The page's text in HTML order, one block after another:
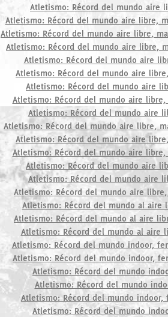
Atletismo: Récord del mundo aire
Atletismo: Récord del mundo aire libre,
Atletismo: Récord del mundo aire libre,
Atletismo: Récord del mundo aire libre,
Atletismo: Récord del mundo aire
Atletismo: Récord del mundo aire
Atletismo: Récord del mundo aire
Atletismo: Récord del mundo aire
Atletismo: Récord del mundo aire
Atletismo: Récord del mundo aire libre,
Atletismo: Récord del mundo aire
Atletismo: Récord del mundo aire
Atletismo: Récord del mundo aire
Atletismo: Récord del mundo aire
Atletismo: Récord del mundo aire
Atletismo: Récord del mundo al
Atletismo: Récord del mundo al aire
Atletismo: Récord del mundo al aire
Atletismo: Récord del mundo indoor,
Atletismo: Récord del mundo indoor,
Atletismo: Récord del mundo
Atletismo: Récord del mundo
Atletismo: Récord del mundo
Atletismo: Récord del mundo